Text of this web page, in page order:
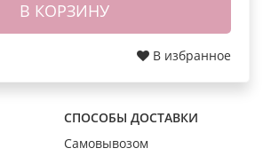
В КОРЗИНУ
В избранное
СПОСОБЫ ДОСТАВКИ
Самовывозом